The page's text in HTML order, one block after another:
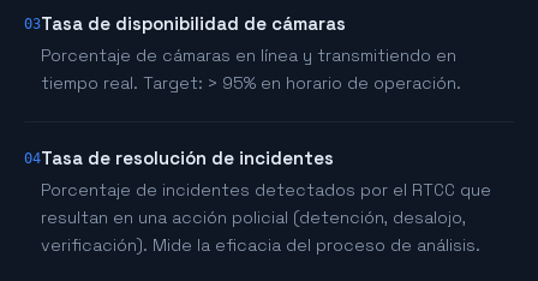
03Tasa de disponibilidad de cámaras
Porcentaje de cámaras en línea y transmitiendo en
tiempo real. Target: > 95% en horario de operación.
04Tasa de resolución de incidentes
Porcentaje de incidentes detectados por el RTCC que
resultan en una acción policial (detención, desalojo,
verificación). Mide la eficacia del proceso de análisis.